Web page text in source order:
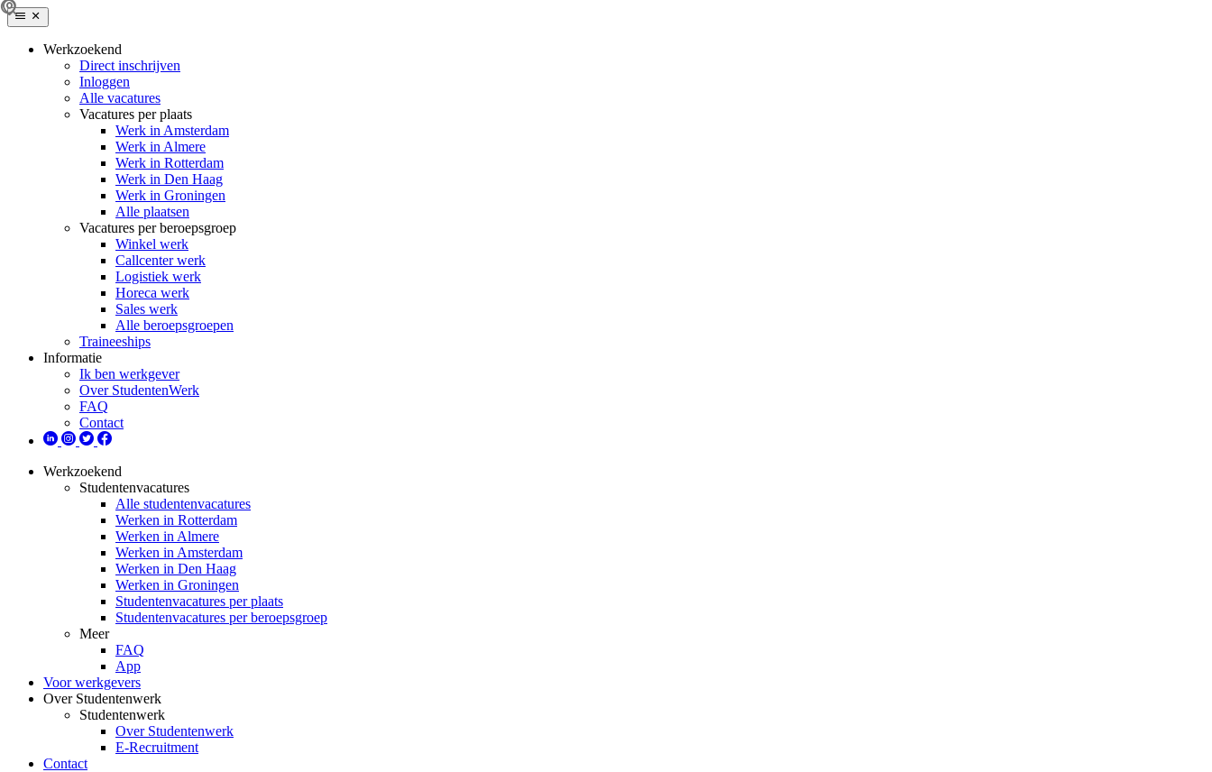
Werkzoekend
Direct inschrijven
Inloggen
Alle vacatures
Vacatures per plaats
Werk in Amsterdam
Werk in Almere
Werk in Rotterdam
Werk in Den Haag
Werk in Groningen
Alle plaatsen
Vacatures per beroepsgroep
Winkel werk
Callcenter werk
Logistiek werk
Horeca werk
Sales werk
Alle beroepsgroepen
Traineeships
Informatie
Ik ben werkgever
Over StudentenWerk
FAQ
Contact
Werkzoekend
Studentenvacatures
Alle studentenvacatures
Werken in Rotterdam
Werken in Almere
Werken in Amsterdam
Werken in Den Haag
Werken in Groningen
Studentenvacatures per plaats
Studentenvacatures per beroepsgroep
Meer
FAQ
App
Voor werkgevers
Over Studentenwerk
Studentenwerk
Over Studentenwerk
E-Recruitment
Contact